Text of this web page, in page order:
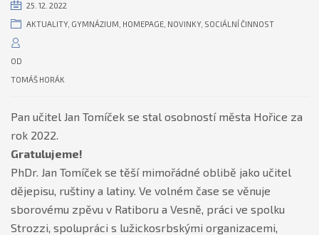
25. 12. 2022
AKTUALITY, GYMNÁZIUM HOMEPAGE NOVINKY, SOCIÁLNÍ ČINNOST
OD
TOMÁŠ HORÁK
Pan učitel Jan Tomíček se stal osobností města Hořice za
rok 2022.
Gratulujeme!
PhDr. Jan Tomíček se těší mimořádné oblibě jako učitel
dějepisu, ruštiny a latiny. Ve volném čase se věnuje
sborovému zpěvu v Ratiboru a Vesně, práci ve spolku
Strozzi, spolupráci s lužickosrbskými organizacemi,